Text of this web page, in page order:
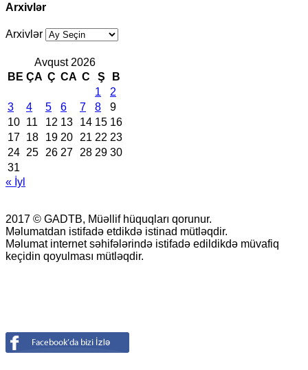
Arxivlər
Arxivlər
Avqust 2026
BE ÇA Ç CA C Ş
B
1
2
3
4 5 6 7 8
9
10 11 12 13 14 15 16
17 18 19 20 21 22 23
24 25 26 27 28 29 30
31
« İyl
2017 © GADTB, Müəllif hüquqları qorunur.
Məlumatdan istifadə etdikdə istinad mütləqdir.
Məlumat internet səhifələrində istifadə edildikdə müvafiq
keçidin qoyulması mütləqdir.